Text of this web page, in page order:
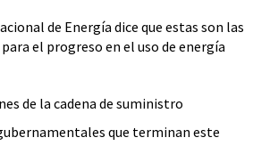
de Energía dice que estas son las
el progreso en el uso de energía
de la cadena de suministro
que terminan este